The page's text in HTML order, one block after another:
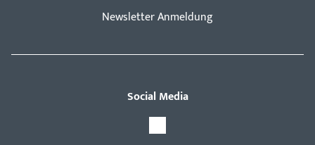
Newsletter Anmeldung
Social Media